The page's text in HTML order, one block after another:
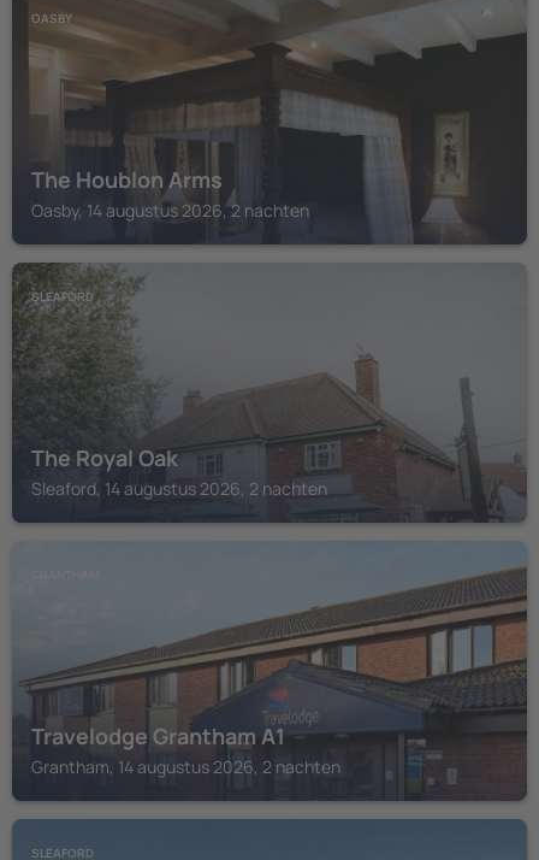
OASBY
The Houblon Arms
Oasby, 14 augustus 2026, 2 nachten
SLEAFORD
The Royal Oak
Sleaford, 14 augustus 2026, 2 nachten
Travelodge Grantham A1
Grantham, 14 augustus 2026, 2 nachten
SLEAFORD